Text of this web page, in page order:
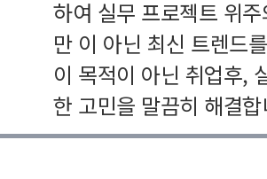
하여 실무 프로젝트 위
만 이 아닌 최신 트렌드
이 목적이 아닌 취업후,
한 고민을 말끔히 해결